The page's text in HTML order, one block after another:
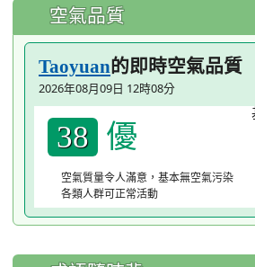
空氣品質
Taoyuan的即時空氣品質
2026年08月09日 12時08分
38 優
空氣質量令人滿意，基本無空氣污染
各類人群可正常活動